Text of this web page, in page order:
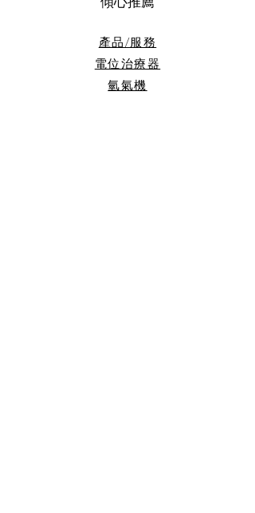
產品/服務
電位治療器
​氫氣機